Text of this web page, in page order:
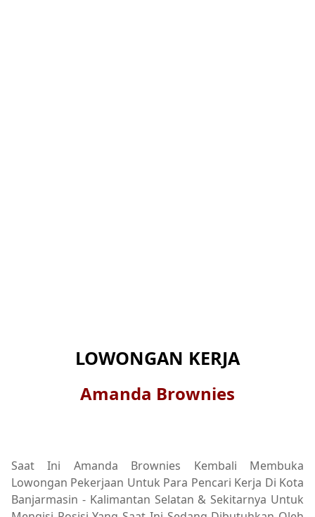
LOWONGAN KERJA
Amanda Brownies
Saat Ini Amanda Brownies Kembali Membuka
Lowongan Pekerjaan Untuk Para Pencari Kerja Di Kota
Banjarmasin - Kalimantan Selatan & Sekitarnya Untuk